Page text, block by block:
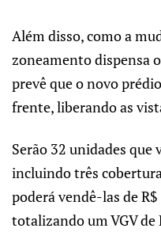
Além disso, como a
zoneamento dispensa
prevê que o novo
frente, liberando as
Serão 32 unidades que
incluindo três
poderá vendê-las de
totalizando um VGV de